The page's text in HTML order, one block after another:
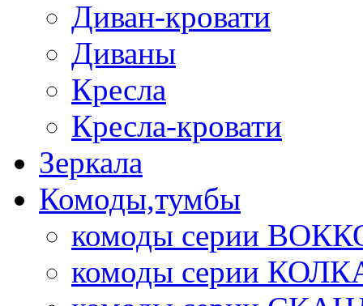
Диван-кровати
Диваны
Кресла
Кресла-кровати
Зеркала
Комоды,тумбы
комоды серии
комоды серии